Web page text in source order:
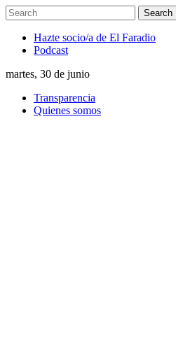
Hazte socio/a de El Faradio
Podcast
martes, 30 de junio
Transparencia
Quienes somos